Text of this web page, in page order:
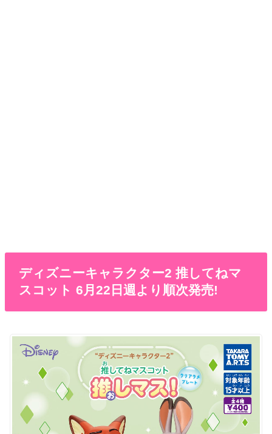
ディズニーキャラクター2 推してねマ
スコット 6月22日週より順次発売!